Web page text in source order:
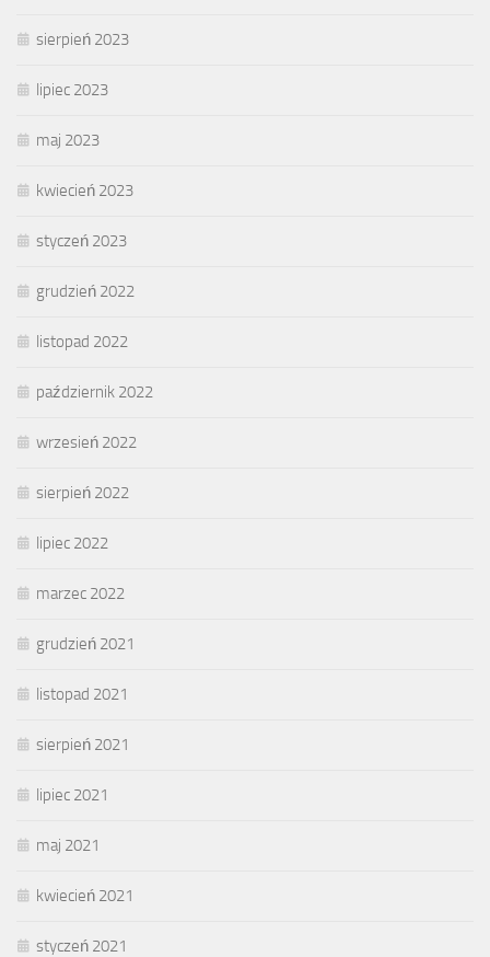
sierpień 2023
lipiec 2023
maj 2023
kwiecień 2023
styczeń 2023
grudzień 2022
listopad 2022
październik 2022
wrzesień 2022
sierpień 2022
lipiec 2022
marzec 2022
grudzień 2021
listopad 2021
sierpień 2021
lipiec 2021
maj 2021
kwiecień 2021
styczeń 2021